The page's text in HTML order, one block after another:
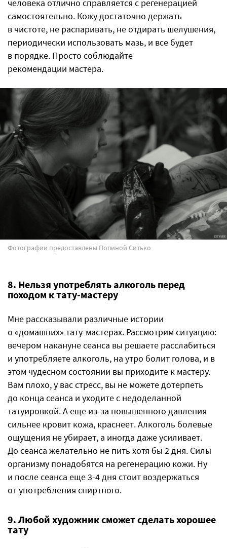
человека отлично справляется с регенерацией
самостоятельно. Кожу достаточно держать
в чистоте, не распаривать, не отдирать шелушения,
периодически использовать мазь, и все будет
в порядке. Просто соблюдайте
рекомендации мастера.
Фотографии предоставлены Полиной Ситько
8. Нельзя употреблять алкоголь перед
походом к тату-мастеру
Мне рассказывали различные истории
о «домашних» тату-мастерах. Рассмотрим ситуацию:
вечером накануне сеанса вы решаете расслабиться
и употребляете алкоголь, на утро болит голова, и в
этом чудесном состоянии вы приходите к мастеру.
Вам плохо, у вас стресс, вы не можете дотерпеть
до конца сеанса и уходите с недоделанной
татуировкой. А еще из-за повышенного давления
сильнее кровит кожа, краснеет. Алкоголь болевые
ощущения не убирает, а иногда даже усиливает.
До сеанса желательно не пить хотя бы 2 дня. Силы
организму понадобятся на регенерацию кожи. Ну
и после сеанса еще 3-4 дня стоит воздержаться
от употребления спиртного.
9. Любой художник сможет сделать хорошее
тату